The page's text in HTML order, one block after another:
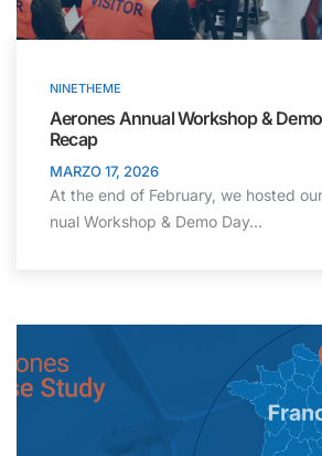
NINETHEME
Aerones Annual Workshop &
Recap
MARZO 17, 2026
At the end of February, we hosted
nual Workshop & Demo Day...